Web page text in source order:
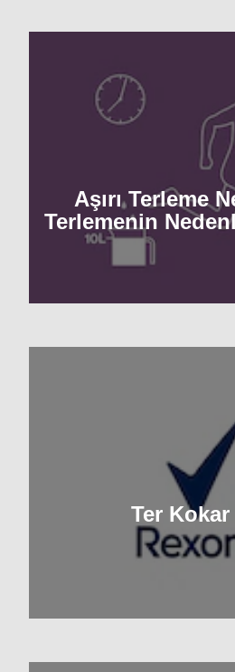
Aşırı Terleme
Terlemenin
Ter Kokar